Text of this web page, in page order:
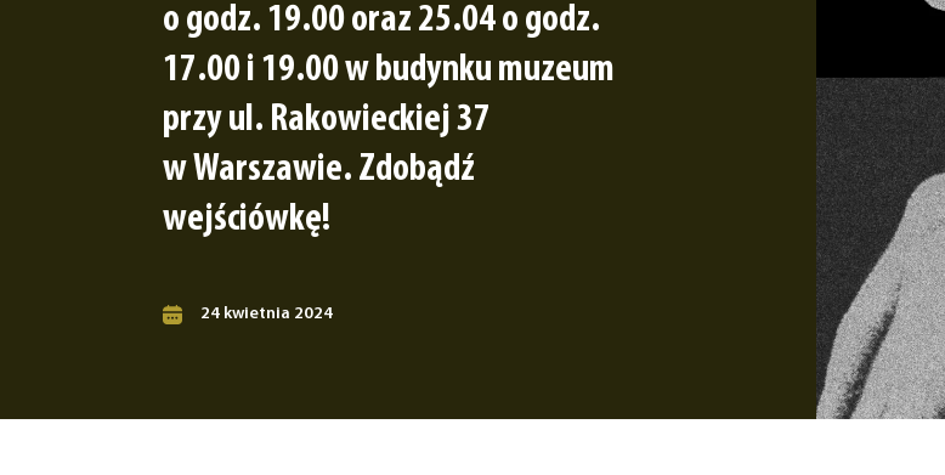
o godz. 19.00 oraz 25.04 o godz.
17.00 i 19.00 w budynku muzeum
przy ul. Rakowieckiej 37
w Warszawie. Zdobądź
wejściówkę!
24 kwietnia 2024